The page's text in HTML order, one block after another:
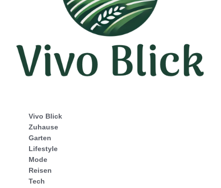
Vivo Blick
Zuhause
Garten
Lifestyle
Mode
Reisen
Tech